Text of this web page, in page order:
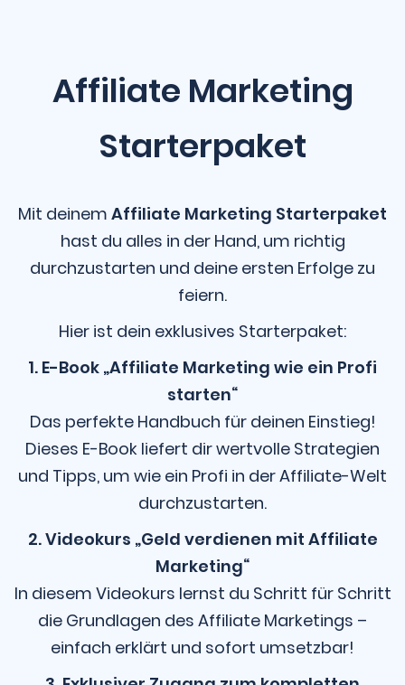
Affiliate Marketing
Starterpaket
Mit deinem Affiliate Marketing Starterpaket
hast du alles in der Hand, um richtig
durchzustarten und deine ersten Erfolge zu
feiern.
Hier ist dein exklusives Starterpaket:
1. E-Book „Affiliate Marketing wie ein Profi
starten“
Das perfekte Handbuch für deinen Einstieg!
Dieses E-Book liefert dir wertvolle Strategien
und Tipps, um wie ein Profi in der Affiliate-Welt
durchzustarten.
2. Videokurs „Geld verdienen mit Affiliate
Marketing“
In diesem Videokurs lernst du Schritt für Schritt
die Grundlagen des Affiliate Marketings –
einfach erklärt und sofort umsetzbar!